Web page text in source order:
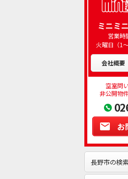
ミニミ
営業時
火曜日（1
会社概要
空室問
非公開物
お
長野市の検